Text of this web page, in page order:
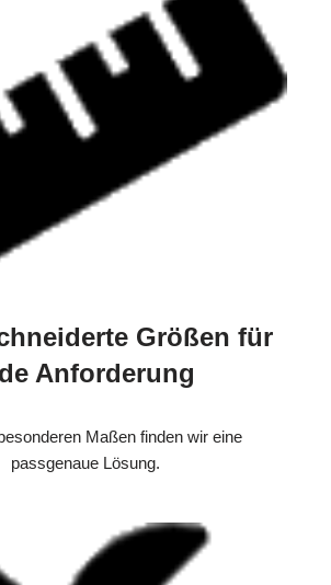
Größen für
Anforderung
Maßen finden wir eine
passgenaue Lösung.